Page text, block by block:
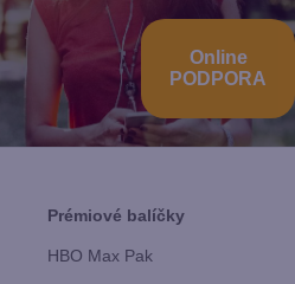
Online
PODPORA
Prémiové balíčky
HBO Max Pak